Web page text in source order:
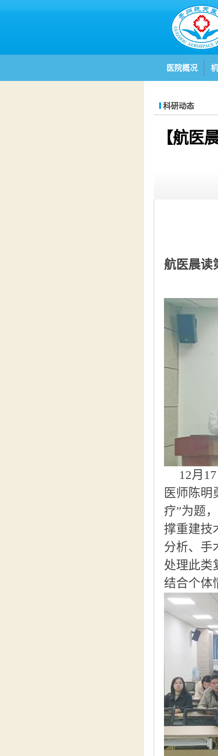
医院概况
科研动态
【航医
航医晨读
12月
医师陈明
疗”为题，
撑重建技
分析、手
处理此类
结合个体